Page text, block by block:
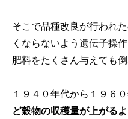
そこで品種改良が行われ
くならないよう遺伝子操
肥料をたくさん与えても
１９４０年代から１９６０
ど穀物の収穫量が上がるよ